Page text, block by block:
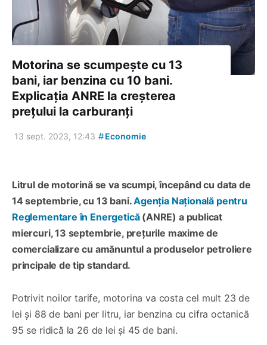
Motorina se scumpește cu 13
bani, iar benzina cu 10 bani.
Explicația ANRE la creșterea
prețului la carburanți
13 sept. 2023, 12:43 #Economie
Litrul de motorină se va scumpi, începând cu data de
14 septembrie, cu 13 bani.Agenția Națională pentru
Reglementare în Energetică(ANRE) a publicat
miercuri, 13 septembrie, prețurile maxime de
comercializare cu amănuntul a produselor petroliere
principale de tip standard.
Potrivit noilor tarife, motorina va costa cel mult 23 de
lei și 88 de bani per litru, iar benzina cu cifra octanică
95 se ridică la 26 de lei și 45 de bani.